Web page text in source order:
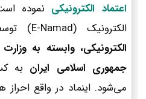
اعتماد الکترونیکی نموده
الکترونیک (E-Namad) توسط م
الکترونیکی، وابسته به
جمهوری اسلامی ایران به
می‌شود. اینماد در واقع